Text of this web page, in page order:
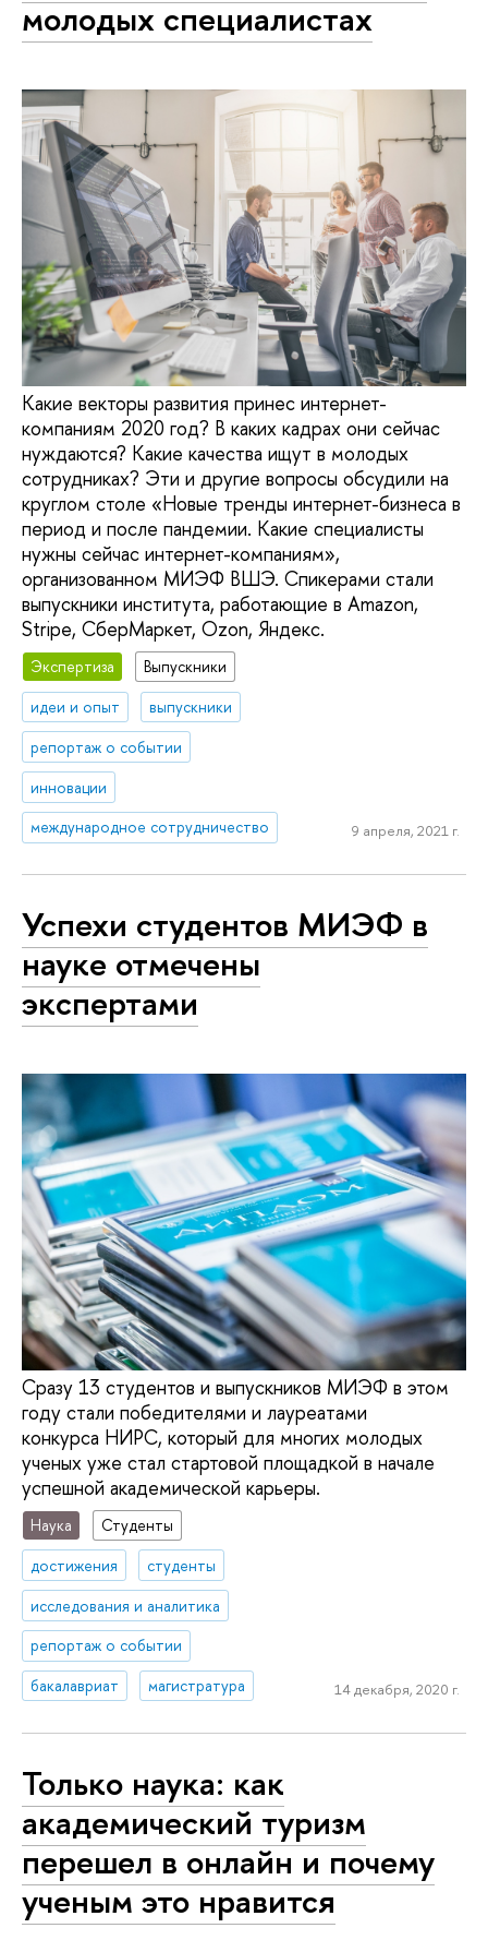
молодых специалистах
Какие векторы развития принес интернет-
компаниям 2020 год? В каких кадрах они сейчас
нуждаются? Какие качества ищут в молодых
сотрудниках? Эти и другие вопросы обсудили на
круглом столе «Новые тренды интернет-бизнеса в
период и после пандемии. Какие специалисты
нужны сейчас интернет-компаниям»,
организованном МИЭФ ВШЭ. Спикерами стали
выпускники института, работающие в Amazon,
Stripe, СберМаркет, Ozon, Яндекс.
Экспертиза
Выпускники
идеи и опыт
выпускники
репортаж о событии
инновации
международное сотрудничество
9 апреля, 2021 г.
Успехи студентов МИЭФ в
науке отмечены
экспертами
Сразу 13 студентов и выпускников МИЭФ в этом
году стали победителями и лауреатами
конкурса НИРС, который для многих молодых
ученых уже стал стартовой площадкой в начале
успешной академической карьеры.
Наука
Студенты
достижения
студенты
исследования и аналитика
репортаж о событии
бакалавриат
магистратура 14 декабря, 2020 г.
Только наука: как
академический туризм
перешел в онлайн и почему
ученым это нравится